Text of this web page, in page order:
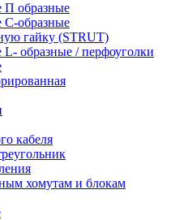
образные
образные
гайку (STRUT)
образные / перфоуголки
кабеля
хомутам и блокам